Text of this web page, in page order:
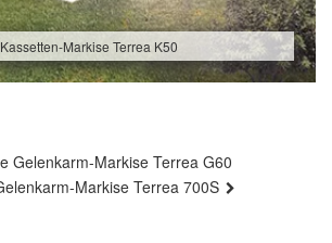
Kassetten-Markise Terrea K50
Gelenkarm-Markise Terrea G60
Markise Terrea 700S